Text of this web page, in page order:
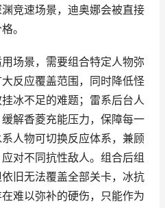
竞速场景，迪奥娜会被直接
。
场景，需要组合特定人物弥
反应覆盖范围，同时降低怪
冰不足的难题；雷系后台人
解香菱充能压力，保障每一
人物可切换反应体系，兼顾
对不同抗性敌人。组合后组
旧无法覆盖全部关卡，冰抗
难以弥补的硬伤，只能作为